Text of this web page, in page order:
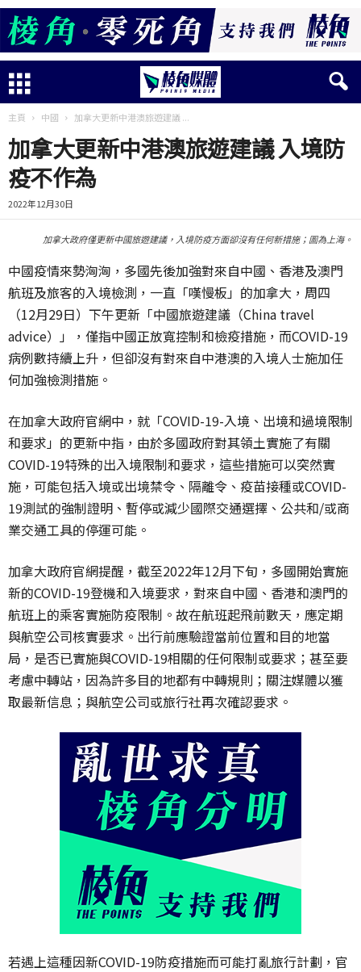
主頁 中國 加拿大更新中港澳旅遊建議 ...
加拿大更新中港澳旅遊建議 入境防
疫不作為
2022年12月30日
加拿大政府僅更新中國旅遊建議，入境防疫方面卻沒有任何新措施；圖為上海。
中國疫情來勢洶洶，多國先後加強對來自中國、香港及澳門
航班及旅客的入境檢測，一直「嘆慢板」的加拿大，周四
（12月29日）下午更新「中國旅遊建議（China travel
advice）」，僅指中國正放寬控制和檢疫措施，而COVID-19
病例數持續上升，但卻沒有對來自中港澳的入境人士施加任
何加強檢測措施。
在加拿大政府官網中，就「COVID-19-入境、出境和過境限制
和要求」的更新中指，由於多國政府對其領土實施了有關
COVID-19特殊的出入境限制和要求，這些措施可以突然實
施，可能包括入境或出境禁令、隔離令、疫苗接種或COVID-
19測試的強制證明、暫停或減少國際交通選擇、公共和/或商
業交通工具的停運可能。
加拿大政府官網提醒，截至2022年12月下旬，多國開始實施
新的COVID-19登機和入境要求，對來自中國、香港和澳門的
航班上的乘客實施防疫限制。故在航班起飛前數天，應定期
與航空公司核實要求。出行前應驗證當前位置和目的地當
局，是否已實施與COVID-19相關的任何限制或要求；甚至要
考慮中轉站，因為許多目的地都有中轉規則；關注媒體以獲
取最新信息；與航空公司或旅行社再次確認要求。
若遇上這種因新COVID-19防疫措施而可能打亂旅行計劃，官